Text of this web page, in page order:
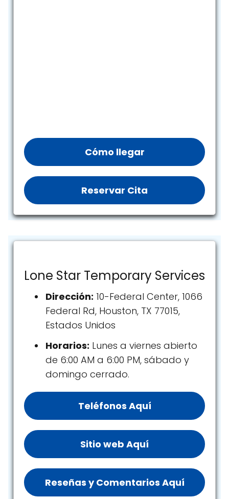
Cómo llegar
Reservar Cita
Lone Star Temporary Services
Dirección: 10-Federal Center, 1066
Federal Rd, Houston, TX 77015,
Estados Unidos
Horarios: Lunes a viernes abierto
de 6:00 AM a 6:00 PM, sábado y
domingo cerrado.
Teléfonos Aquí
Sitio web Aquí
Reseñas y Comentarios Aquí